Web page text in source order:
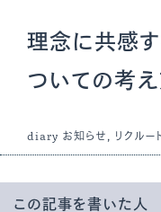
理念に共感す
ついての考え
diary お知らせ リクルー
この記事を書いた人